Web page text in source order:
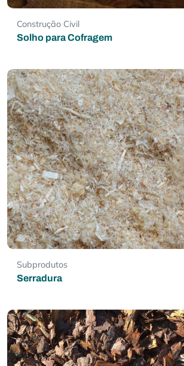
Construção Civil
Solho para Cofragem
Subprodutos
Serradura